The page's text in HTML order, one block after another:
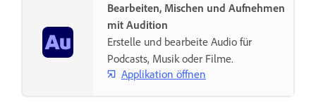
Bearbeiten, Mischen und Aufnehmen
mit Audition
Erstelle und bearbeite Audio für
Podcasts, Musik oder Filme.
Applikation öffnen